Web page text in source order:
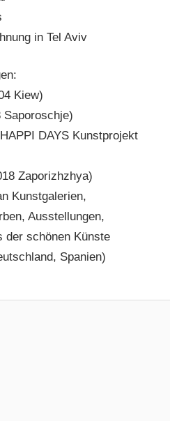
in Tel Aviv
Kiew)
Saporoschje)
DAYS Kunstprojekt
Zaporizhzhya)
Kunstgalerien,
Ausstellungen,
der schönen Künste
Spanien)